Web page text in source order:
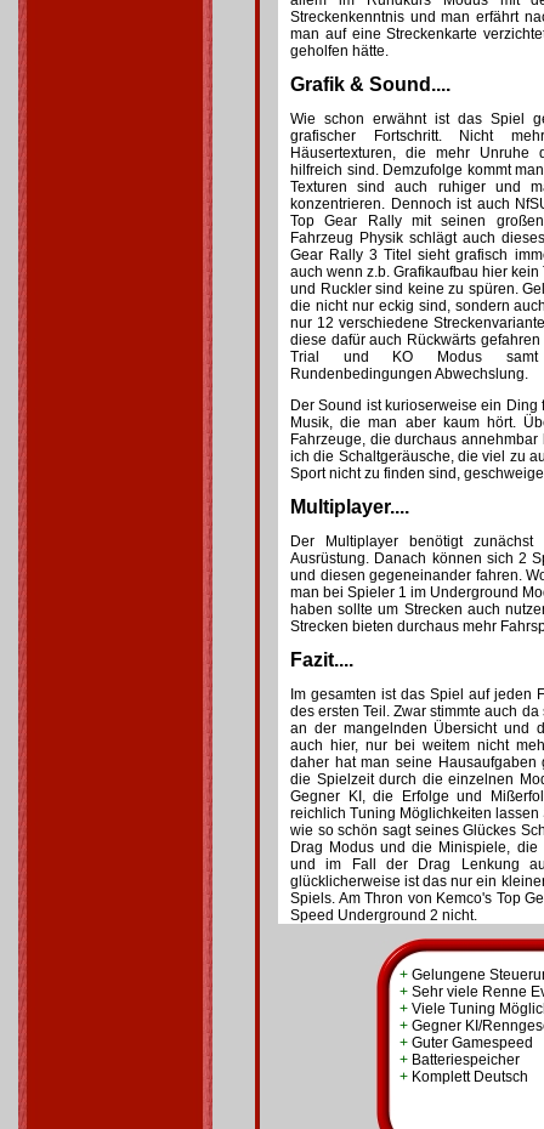
Streckenkenntnis und man erfährt
man auf eine Streckenkarte
geholfen hätte.
Grafik & Sound....
Wie schon erwähnt ist das Spiel
grafischer Fortschritt. Nicht
Häusertexturen, die mehr
hilfreich sind. Demzufolge kommt
Texturen sind auch ruhiger und
konzentrieren. Dennoch ist auch
Top Gear Rally mit seinen
Fahrzeug Physik schlägt auch
Gear Rally 3 Titel sieht grafisch
auch wenn z.b. Grafikaufbau hier
und Ruckler sind keine zu spüren.
die nicht nur eckig sind, sondern
nur 12 verschiedene
diese dafür auch Rückwärts
Trial und KO Modus samt
Rundenbedingungen Abwechslung.
Der Sound ist kurioserweise ein
Musik, die man aber kaum hört.
Fahrzeuge, die durchaus
ich die Schaltgeräusche, die viel zu
Sport nicht zu finden sind,
Multiplayer....
Der Multiplayer benötigt
Ausrüstung. Danach können sich 2
und diesen gegeneinander fahren.
man bei Spieler 1 im Underground
haben sollte um Strecken auch
Strecken bieten durchaus mehr
Fazit....
Im gesamten ist das Spiel auf jeden
des ersten Teil. Zwar stimmte auch
an der mangelnden Übersicht und
auch hier, nur bei weitem nicht
daher hat man seine Hausaufgaben
die Spielzeit durch die einzelnen
Gegner KI, die Erfolge und
reichlich Tuning Möglichkeiten
wie so schön sagt seines Glückes
Drag Modus und die Minispiele,
und im Fall der Drag Lenkung
glücklicherweise ist das nur ein
Spiels. Am Thron von Kemco's Top
Speed Underground 2 nicht.
+ Gelungene
+ Sehr viele Renne
+ Viele Tuning
+ Gegner KI/
+ Guter Gamespeed
+ Batteriespeicher
+ Komplett Deutsch